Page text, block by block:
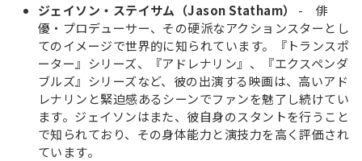
ジェイソン・ステイサム（Jason Statham）
- 俳
優・プロデューサー、その硬派なアクションスターとし
てのイメージで世界的に知られています。『トランスポ
ーター』シリーズ、『アドレナリン』、『エクスペンダ
ブルズ』シリーズなど、彼の出演する映画は、高いアド
レナリンと緊迫感あるシーンでファンを魅了し続けてい
ます。ジェイソンはまた、彼自身のスタントを行うこと
で知られており、その身体能力と演技力を高く評価され
ています。